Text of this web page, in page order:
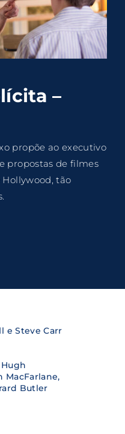
–
propõe ao executivo
propostas de filmes
tão
e Steve Carr
MacFarlane,
Butler
Lost Your Password?
toour terms and
policy.